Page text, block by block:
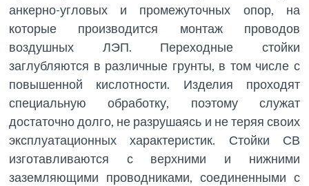
анкерно-угловых и промежуточных опор, на
которые производится монтаж проводов
воздушных ЛЭП. Переходные стойки
заглубляются в различные грунты, в том числе с
повышенной кислотности. Изделия проходят
специальную обработку, поэтому служат
достаточно долго, не разрушаясь и не теряя своих
эксплуатационных характеристик. Стойки СВ
изготавливаются с верхними и нижними
заземляющими проводниками, соединенными с